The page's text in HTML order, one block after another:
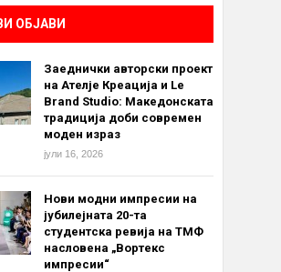
ОБЈАВИ
Заеднички авторски проект
на Ателје Креација и Le
Brand Studio: Македонската
традиција доби современ
моден израз
јули 16, 2026
Нови модни импресии на
јубилејната 20-та
студентска ревија на ТМФ
насловена „Вортекс
импресии“